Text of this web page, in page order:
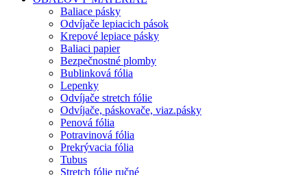
Baliace pásky
Odvíjače lepiacich pások
Krepové lepiace pásky
Baliaci papier
Bezpečnostné plomby
Bublinková fólia
Lepenky
Odvíjače stretch fólie
Odvíjače, páskovače, viaz.pásky
Penová fólia
Potravinová fólia
Prekrývacia fólia
Tubus
Stretch fólie ručné